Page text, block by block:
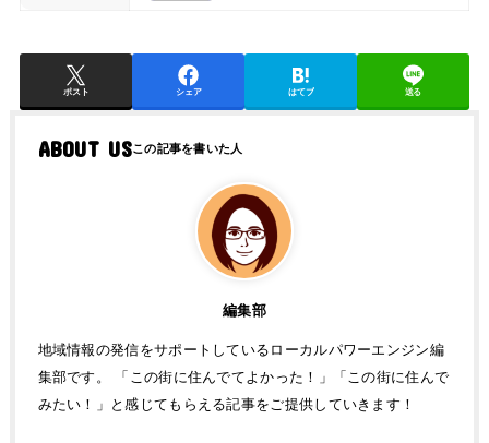
ポスト シェア はてブ 送る
ABOUT US
編集部
地域情報の発信をサポートしているローカルパワーエンジン編
集部です。 「この街に住んでてよかった！」「この街に住んで
みたい！」と感じてもらえる記事をご提供していきます！